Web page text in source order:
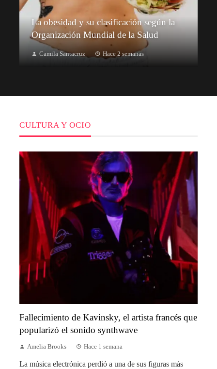
La obesidad y su clasificación según la
Organización Mundial de la Salud
Camila Santacruz Hace 2 semanas
CULTURA Y OCIO
Fallecimiento de Kavinsky, el artista francés que
popularizó el sonido synthwave
Amelia Brooks Hace 1 semana
La música electrónica perdió a una de sus figuras más